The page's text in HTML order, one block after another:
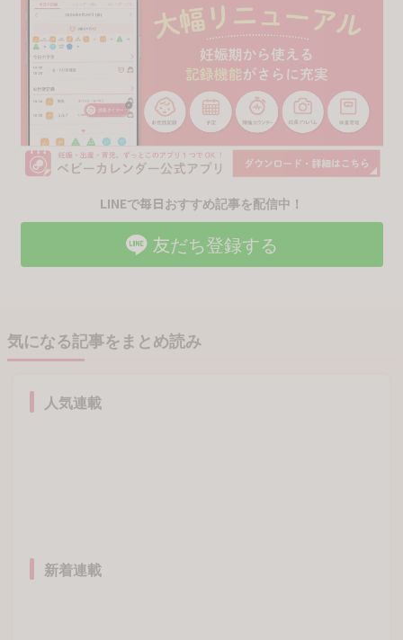
LINEで毎日おすすめ記事を配信中！
友だち登録する
気になる記事をまとめ読み
人気連載
新着連載